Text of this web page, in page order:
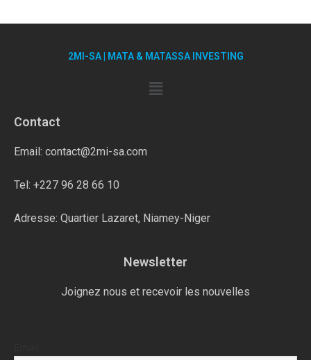
2MI-SA | MATA & MATASSA INVESTING
Contact
Email: contact@2mi-sa.com
Tel: +227 96 28 66 10
Adresse: Quartier Lazaret, Niamey-Niger
Newsletter
Joignez nous et recevoir les nouvelles